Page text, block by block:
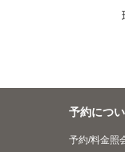
予約につ
予約/料金照